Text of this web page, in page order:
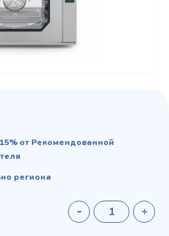
от Рекомендованной
региона